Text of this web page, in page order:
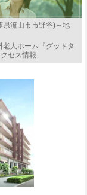
県流山市市野谷)～地
人ホーム『グッドタ
セス情報